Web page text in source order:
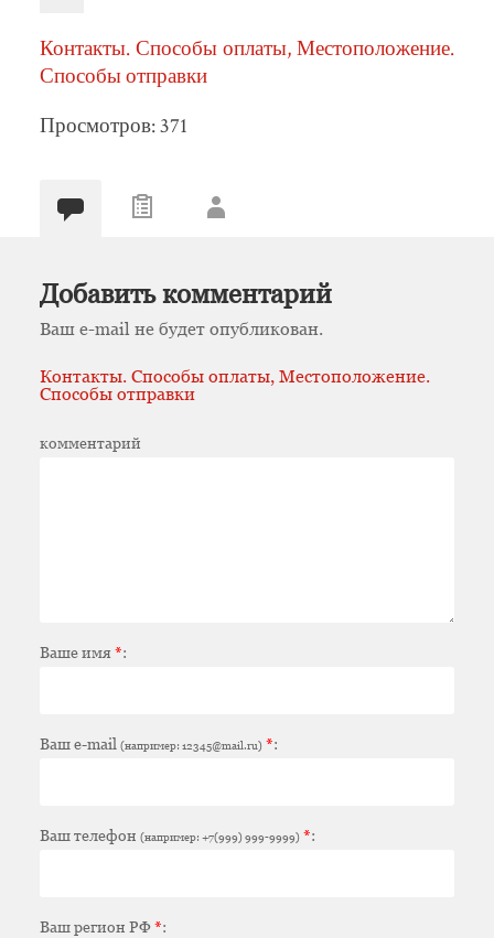
Контакты. Способы оплаты, Местоположение.
Способы отправки
Просмотров: 371
Добавить комментарий
Ваш e-mail не будет опубликован.
Контакты. Способы оплаты, Местоположение.
Способы отправки
комментарий
Ваше имя*:
Ваш e-mail (например: 12345@mail.ru) *:
Ваш телефон (например: +7(999) 999-9999) *:
Ваш регион РФ*: